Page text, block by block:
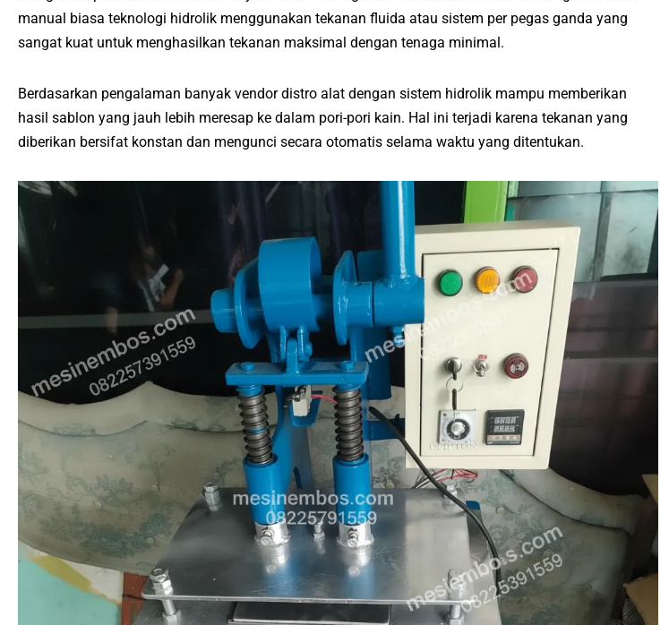
manual biasa teknologi hidrolik menggunakan tekanan fluida atau sistem per pegas ganda yang
sangat kuat untuk menghasilkan tekanan maksimal dengan tenaga minimal.
Berdasarkan pengalaman banyak vendor distro alat dengan sistem hidrolik mampu memberikan
hasil sablon yang jauh lebih meresap ke dalam pori-pori kain. Hal ini terjadi karena tekanan yang
diberikan bersifat konstan dan mengunci secara otomatis selama waktu yang ditentukan.